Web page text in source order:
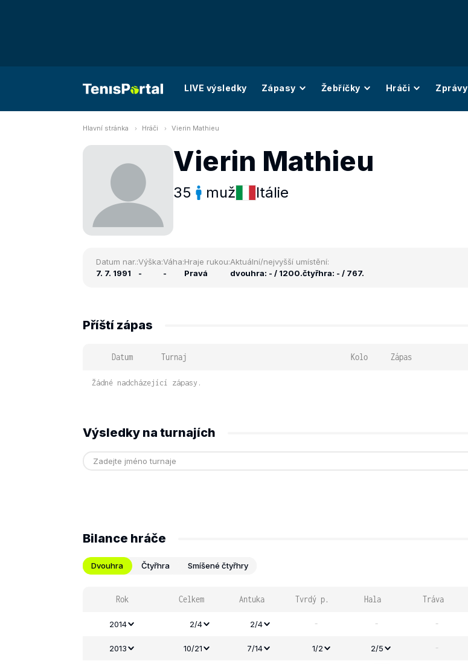
LIVE výsledky Zápasy Žebříčky Hráči Zprávy
Hlavní stránka Hráči Vierin Mathieu
Vierin Mathieu
35 muž Itálie
Datum nar.:
7. 7. 1991
Výška:
-
Váha:
-
Hraje rukou:
Pravá
Aktuální/nejvyšší umístění:
dvouhra: - / 1200.čtyřhra: - / 767.
Příští zápas
Datum Turnaj Kolo Zápas
Žádné nadcházející zápasy.
Výsledky na turnajích
Bilance hráče
Dvouhra Čtyřhra Smíšené čtyřhry
Rok Celkem Antuka Tvrdý p. Hala Tráva
2014 2/4 2/4 - - -
2013 10/21 7/14 1/2 2/5 -